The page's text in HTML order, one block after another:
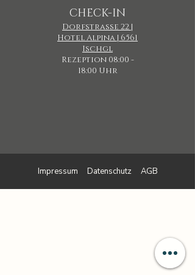
CHECK-IN
Dorfstrasse 22 |
Hotel Alpina | 6561
Ischgl
Rezeption 08:00 -
18:00 Uhr
Impressum Datenschutz AGB